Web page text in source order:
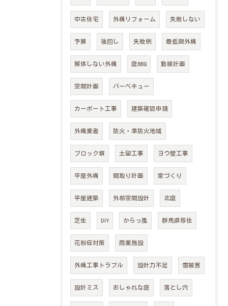
中古住宅 外構リフォーム 失敗しない
予算 後回し 失敗例 最低限外構
解体しない外構 庭BBQ 動線計画
空間計画 バーベキュー
カーポート工事 建築確認申請
外構業者 防火・準防火地域
ブロック塀 土留工事 ヨウ壁工事
平屋外構 間取り計画 家づくり
平屋建築 外部空間設計 北庭
芝生 DIY からっ風 群馬県移住
花粉症対策 商業施設
外構工事トラブル 設計力不足 雪被害
設計ミス おしゃれな庭 落とし穴